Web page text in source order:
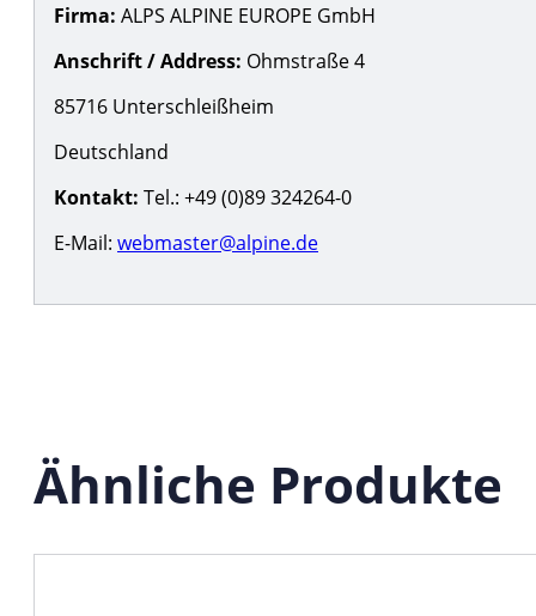
Firma: ALPS ALPINE EUROPE GmbH
Anschrift / Address: Ohmstraße 4
85716 Unterschleißheim
Deutschland
Kontakt: Tel.: +49 (0)89 324264-0
E-Mail: webmaster@alpine.de
Ähnliche Produkte